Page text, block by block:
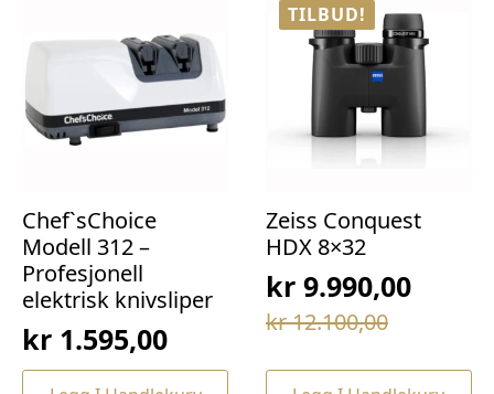
Chef`sChoice
Modell 312 –
Profesjonell
elektrisk knivsliper
kr 1.595,00
TILBUD!
Zeiss Conquest
HDX 8×32
kr12.100,00
Opprinnelig
var:
kr9.990,00
Nåværende
er: